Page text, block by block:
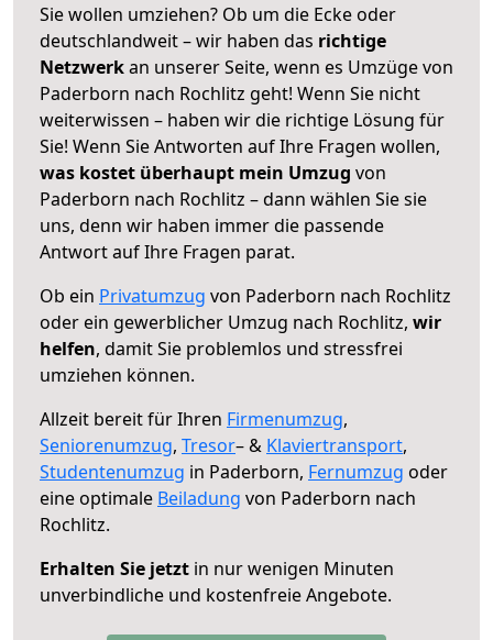
Sie wollen umziehen? Ob um die Ecke oder
deutschlandweit – wir haben das richtige
Netzwerkan unserer Seite, wenn es Umzüge von
Paderborn nach Rochlitz geht! Wenn Sie nicht
weiterwissen – haben wir die richtige Lösung für
Sie! Wenn Sie Antworten auf Ihre Fragen wollen,
was kostet überhaupt mein Umzug von
Paderborn nach Rochlitz – dann wählen Sie sie
uns, denn wir haben immer die passende
Antwort auf Ihre Fragen parat.
Ob ein Privatumzug von Paderborn nach Rochlitz
oder ein gewerblicher Umzug nach Rochlitz, wir
helfen, damit Sie problemlos und stressfrei
umziehen können.
Allzeit bereit für Ihren Firmenumzug,
Seniorenumzug, Tresor– & Klaviertransport,
Studentenumzug in Paderborn, Fernumzug oder
eine optimale Beiladung von Paderborn nach
Rochlitz.
Erhalten Sie jetzt in nur wenigen Minuten
unverbindliche und kostenfreie Angebote.